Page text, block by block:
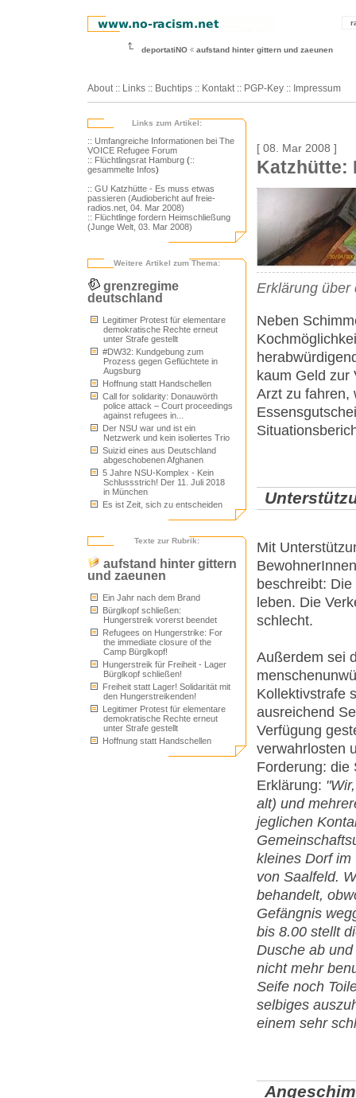
deportatiNO aufstand hinter gittern und zaeunen
About :: Links :: Buchtips :: Kontakt :: PGP-Key :: Impressum
Links zum Artikel:
:: Umfangreiche Informationen bei The
VOICE Refugee Forum
:: Flüchtlingsrat Hamburg (::
gesammelte Infos)
:: GU Katzhütte - Es muss etwas
passieren (Audiobericht auf freie-
radios.net, 04. Mar 2008)
:: Flüchtlinge fordern Heimschließung
(Junge Welt, 03. Mar 2008)
Weitere Artikel zum Thema:
grenzregime
deutschland
Legitimer Protest für elementare
demokratische Rechte erneut
unter Strafe gestellt
#DW32: Kundgebung zum
Prozess gegen Geflüchtete in
Augsburg
Hoffnung statt Handschellen
Call for solidarity: Donauwörth
police attack – Court proceedings
against refugees in...
Der NSU war und ist ein
Netzwerk und kein isoliertes Trio
Suizid eines aus Deutschland
abgeschobenen Afghanen
5 Jahre NSU-Komplex - Kein
Schlussstrich! Der 11. Juli 2018
in München
Es ist Zeit, sich zu entscheiden
Texte zur Rubrik:
aufstand hinter gittern
und zaeunen
Ein Jahr nach dem Brand
Bürglkopf schließen:
Hungerstreik vorerst beendet
Refugees on Hungerstrike: For
the immediate closure of the
Camp Bürglkopf!
Hungerstreik für Freiheit - Lager
Bürglkopf schließen!
Freiheit statt Lager! Solidarität mit
den Hungerstreikenden!
Legitimer Protest für elementare
demokratische Rechte erneut
unter Strafe gestellt
Hoffnung statt Handschellen
[ 08. Mar 2008 ]
Katzhütte:
Erklärung über
Neben
kaum Geld zur
Arzt zu fahren,
Mit
beschreibt:
leben. Die
schlecht.
Außerdem sei
Kollektivstrafe
ausreichend
Verfügung
verwahrlosten
Forderung: die
Erklärung:
alt) und
jeglichen
kleines Dorf im
von Saalfeld.
behandelt,
Gefängnis
bis 8.00 stellt
Dusche ab
nicht mehr
Seife noch
selbiges
einem sehr